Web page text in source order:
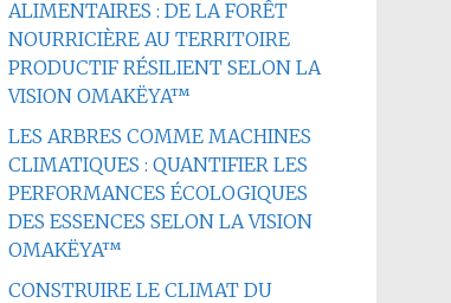
ALIMENTAIRES : DE LA FORÊT
NOURRICIÈRE AU TERRITOIRE
PRODUCTIF RÉSILIENT SELON LA
VISION OMAKËYA™
LES ARBRES COMME MACHINES
CLIMATIQUES : QUANTIFIER LES
PERFORMANCES ÉCOLOGIQUES
DES ESSENCES SELON LA VISION
OMAKËYA™
CONSTRUIRE LE CLIMAT DU